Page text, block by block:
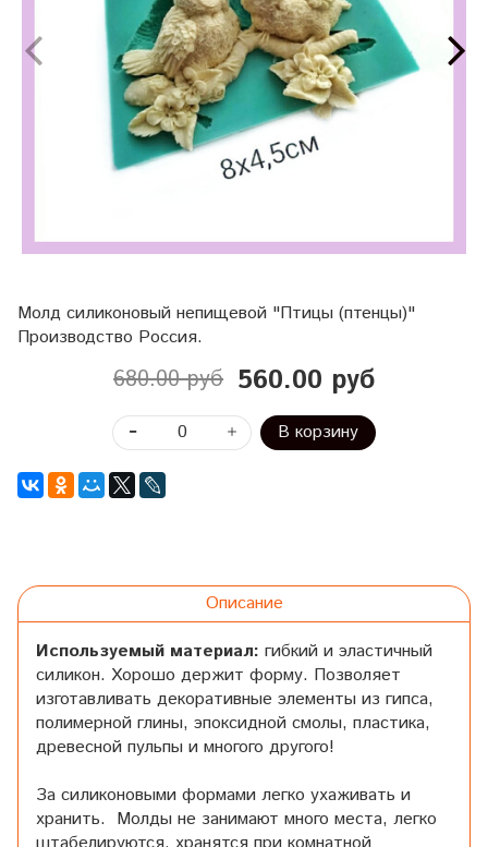
Молд силиконовый непищевой "Птицы (птенцы)"
Производство Россия.
680.00 руб 560.00 руб
В корзину
Описание
Используемый материал: гибкий и эластичный
силикон. Хорошо держит форму. Позволяет
изготавливать декоративные элементы из гипса,
полимерной глины, эпоксидной смолы, пластика,
древесной пульпы и многого другого!
За силиконовыми формами легко ухаживать и
хранить. Молды не занимают много места, легко